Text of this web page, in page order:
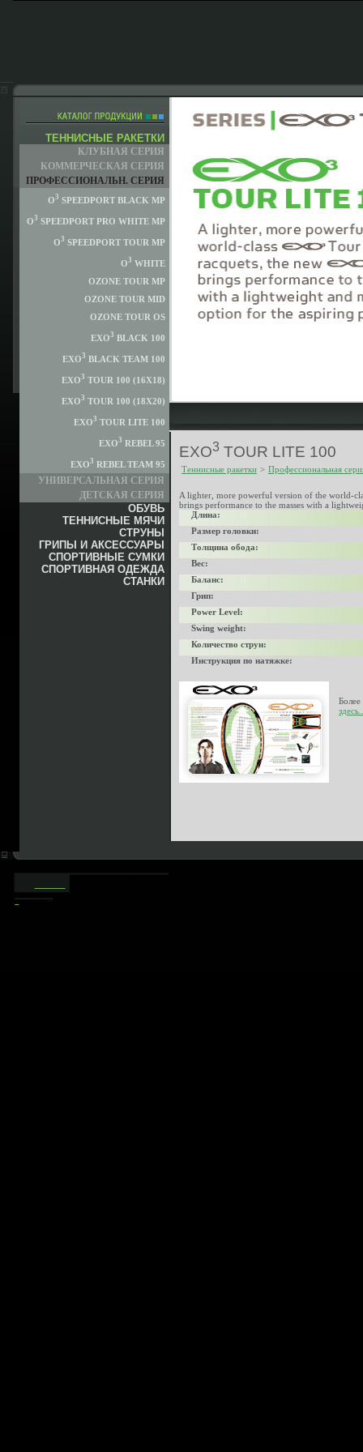
ТЕННИСНЫЕ РАКЕТКИ
КЛУБНАЯ СЕРИЯ
КОММЕРЧЕСКАЯ СЕРИЯ
ПРОФЕССИОНАЛЬН. СЕРИЯ
O3 SPEEDPORT BLACK MP
O3 SPEEDPORT PRO WHITE MP
O3 SPEEDPORT TOUR MP
O3 WHITE
OZONE TOUR MP
OZONE TOUR MID
OZONE TOUR OS
EXO3 BLACK 100
EXO3 BLACK TEAM 100
EXO3 TOUR 100 (16X18)
EXO3 TOUR 100 (18X20)
EXO3 TOUR LITE 100
EXO3 REBEL 95
EXO3 REBEL TEAM 95
УНИВЕРСАЛЬНАЯ СЕРИЯ
ДЕТСКАЯ СЕРИЯ
ОБУВЬ
ТЕННИСНЫЕ МЯЧИ
СТРУНЫ
ГРИПЫ И АКСЕССУАРЫ
СПОРТИВНЫЕ СУМКИ
СПОРТИВНАЯ ОДЕЖДА
СТАНКИ
EXO3 TOUR LITE 100
Теннисные ракетки > Профессиональная
A lighter, more powerful version of the world-
brings performance to the masses with a
Длина:
Размер головки:
Толщина обода:
Вес:
Баланс:
Грип:
Power Level:
Swing weight:
Количество струн:
Инструкция по натяжке: